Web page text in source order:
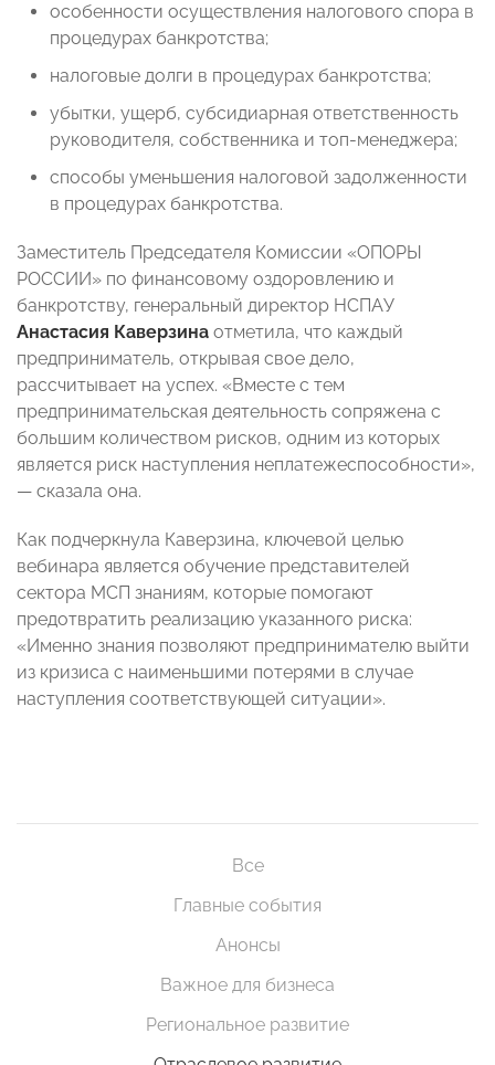
особенности осуществления налогового спора в
процедурах банкротства;
налоговые долги в процедурах банкротства;
убытки, ущерб, субсидиарная ответственность
руководителя, собственника и топ-менеджера;
способы уменьшения налоговой задолженности
в процедурах банкротства.
Заместитель Председателя Комиссии «ОПОРЫ
РОССИИ» по финансовому оздоровлению и
банкротству, генеральный директор НСПАУ
Анастасия Каверзина отметила, что каждый
предприниматель, открывая свое дело,
рассчитывает на успех. «Вместе с тем
предпринимательская деятельность сопряжена с
большим количеством рисков, одним из которых
является риск наступления неплатежеспособности»,
— сказала она.
Как подчеркнула Каверзина, ключевой целью
вебинара является обучение представителей
сектора МСП знаниям, которые помогают
предотвратить реализацию указанного риска:
«Именно знания позволяют предпринимателю выйти
из кризиса с наименьшими потерями в случае
наступления соответствующей ситуации».
Все
Главные события
Анонсы
Важное для бизнеса
Региональное развитие